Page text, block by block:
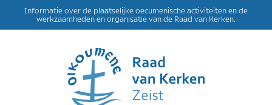
Informatie over de plaatselijke oecumenische activiteiten en de
werkzaamheden en organisatie van de Raad van Kerken.